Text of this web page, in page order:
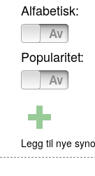
Alfabetisk:
Av
Popularitet:
Av
Legg til nye